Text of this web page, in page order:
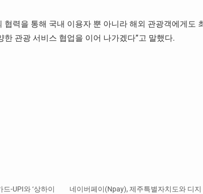
력을 통해 국내 이용자 뿐 아니라 해외 관광객에게도
관광 서비스 협업을 이어 나가겠다”고 말했다.
-UPI와 ‘상하이
네이버페이(Npay), 제주특별자치도와 디지